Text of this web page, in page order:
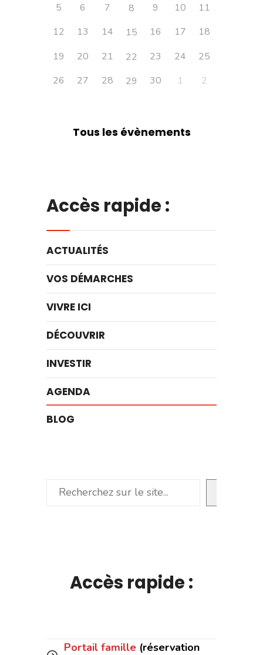
5
6 7 8 9 10
11
12
13 14 15 16 17
18
19
20 21 22 23 24
25
26
27 28 29 30 1 2
Tous les évènements
Accès rapide :
ACTUALITÉS
VOS DÉMARCHES
VIVRE ICI
DÉCOUVRIR
INVESTIR
AGENDA
BLOG
Rechercher
Accès rapide :
Portail famille (réservation